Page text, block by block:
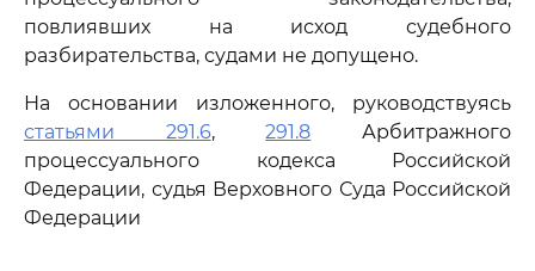
повлиявших на исход судебного
разбирательства, судами не допущено.
На основании изложенного, руководствуясь
статьями 291.6,291.8 Арбитражного
процессуального кодекса Российской
Федерации, судья Верховного Суда Российской
Федерации